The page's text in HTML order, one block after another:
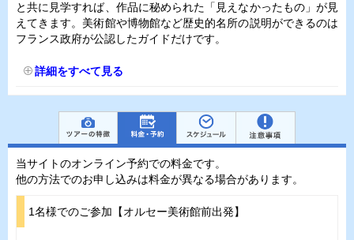
と共に見学すれば、作品に秘められた「見えなかったもの」が見
えてきます。美術館や博物館など歴史的名所の説明ができるのは
フランス政府が公認したガイドだけです。
詳細をすべて見る
当サイトのオンライン予約での料金です。
他の方法でのお申し込みは料金が異なる場合があります。
1名様でのご参加【オルセー美術館前出発】